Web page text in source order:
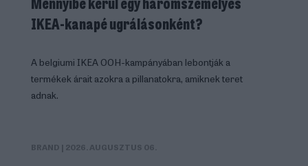
IKEA-kanapé ugrálásonként?
A belgiumi IKEA OOH-kampányában lebontják a
termékek árait azokra a pillanatokra, amiknek teret
adnak.
BRAND | 2026. AUGUSZTUS 06.